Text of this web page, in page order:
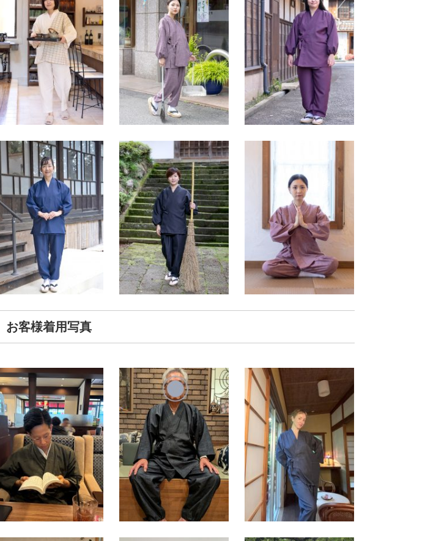
お客様着用写真